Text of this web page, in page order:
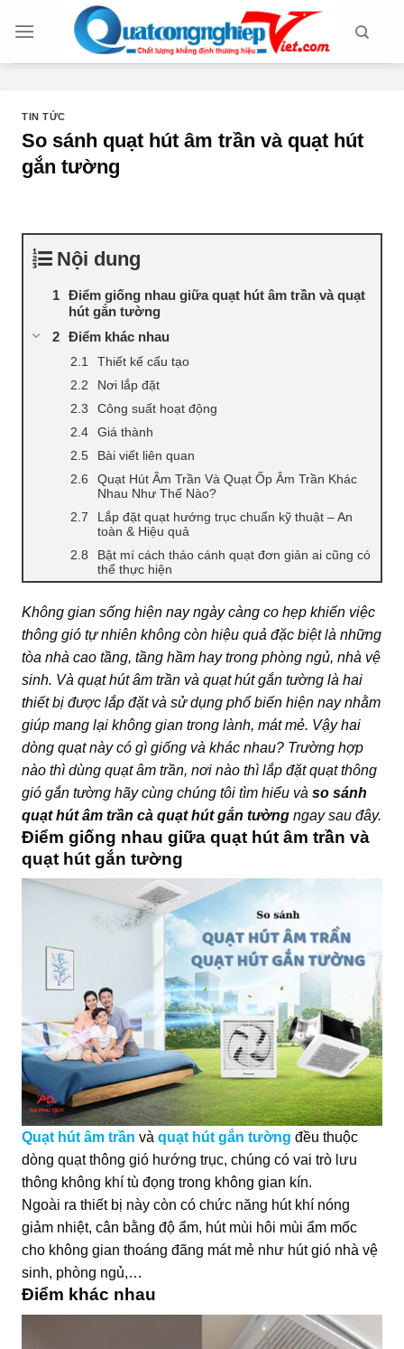
đến
TIN TỨC
So sánh quạt hút âm trần và quạt hút
gắn tường
Nội dung
Điểm giống nhau giữa quạt hút âm trần và quạt
hút gắn tường
Điểm khác nhau
Thiết kế cấu tạo
Nơi lắp đặt
Công suất hoạt động
Giá thành
Bài viết liên quan
Quạt Hút Âm Trần Và Quạt Ốp Âm Trần Khác
Nhau Như Thế Nào?
Lắp đặt quạt hướng trục chuẩn kỹ thuật – An
toàn & Hiệu quả
Bật mí cách tháo cánh quạt đơn giản ai cũng có
thể thực hiện
Không gian sống hiện nay ngày càng co hẹp khiến việc
thông gió tự nhiên không còn hiệu quả đặc biệt là những
tòa nhà cao tầng, tầng hầm hay trong phòng ngủ, nhà vệ
sinh. Và quạt hút âm trần và quạt hút gắn tường là hai
thiết bị được lắp đặt và sử dụng phổ biến hiện nay nhằm
giúp mang lại không gian trong lành, mát mẻ. Vậy hai
dòng quạt này có gì giống và khác nhau? Trường hợp
nào thì dùng quạt âm trần, nơi nào thì lắp đặt quạt thông
gió gắn tường hãy cùng chúng tôi tìm hiểu và so sánh
quạt hút âm trần cà quạt hút gắn tường ngay sau đây.
Điểm giống nhau giữa quạt hút âm trần và
quạt hút gắn tường
Quạt hút âm trần và quạt hút gắn tường đều thuộc
dòng quạt thông gió hướng trục, chúng có vai trò lưu
thông không khí tù đọng trong không gian kín.
Ngoài ra thiết bị này còn có chức năng hút khí nóng
giảm nhiệt, cân bằng độ ẩm, hút mùi hôi mùi ẩm mốc
cho không gian thoáng đãng mát mẻ như hút gió nhà vệ
sinh, phòng ngủ,…
Điểm khác nhau